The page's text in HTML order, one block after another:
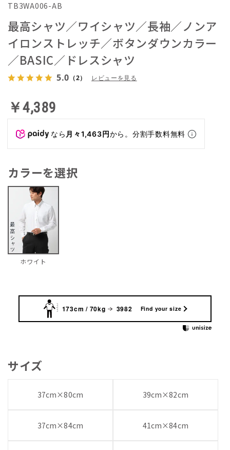
TB3WA006-AB
最高シャツ／ワイシャツ／長袖／ノンア
イロンストレッチ／ボタンダウンカラー
／BASIC／ドレスシャツ
5.0 （2） レビューを見る
￥4,389
なら 月々1,463円から。分割手数料無料
カラーを選択
ホワイト
173cm / 70kg 3982 Find your size
サイズ
37cm×80cm 39cm×82cm
37cm×84cm 41cm×84cm